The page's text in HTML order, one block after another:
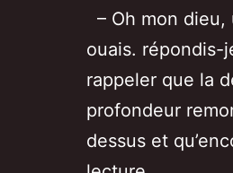
– Oh mon
ouais. répondis-
rappeler que la
profondeur
dessus et